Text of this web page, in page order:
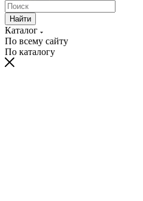
Найти
Каталог
По всему сайту
По каталогу